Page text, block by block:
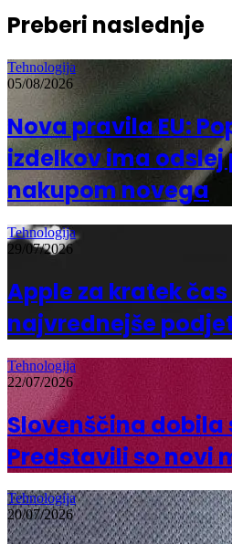
Preberi naslednje
Tehnologija
05/08/2026
Nova pravila EU:
izdelkov ima odslej
nakupom novega
Tehnologija
29/07/2026
Apple za kratek
najvrednejše
Tehnologija
22/07/2026
Slovenščina dobila
Predstavili so novi
Tehnologija
20/07/2026